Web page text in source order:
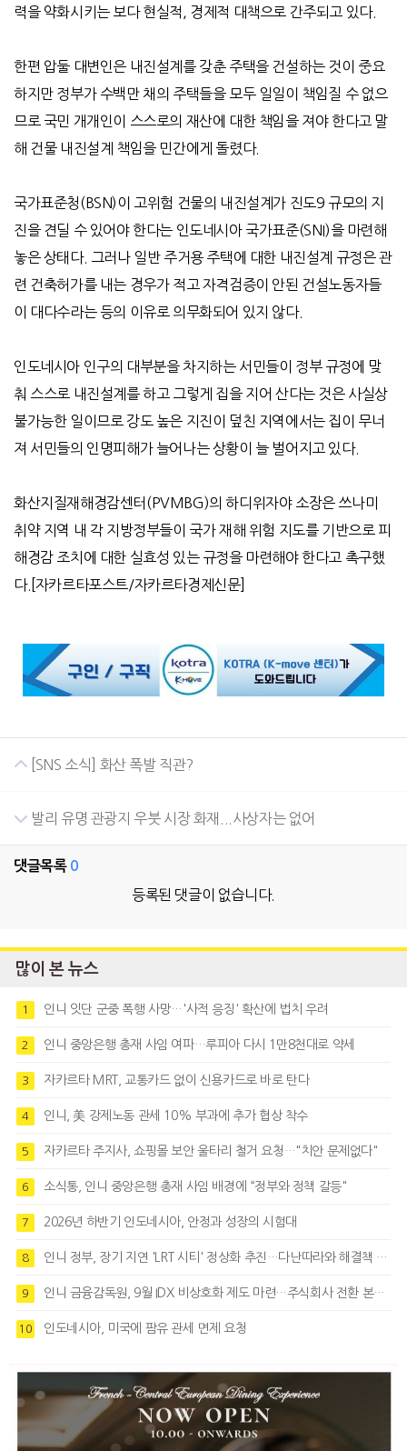
력을 약화시키는 보다 현실적
경제적 대책으로 간주되고 있다.
한편 압둘 대변인은 내진설계를 갖춘 주택을 건설하는 것이 중요
하지만 정부가 수백만 채의 주택들을 모두 일일이 책임질 수 없으
므로 국민 개개인이 스스로의 재산에 대한 책임을 져야 한다고 말
해 건물 내진설계 책임을 민간에게 돌렸다.
국가표준청(BSN)이 고위험 건물의 내진설계가 진도9 규모의 지
진을 견딜 수 있어야 한다는 인도네시아 국가표준(SNI)을 마련해
놓은 상태다.
그러나 일반 주거용 주택에 대한 내진설계 규정은 관
련 건축허가를 내는 경우가 적고 자격검증이 안된 건설노동자들
이 대다수라는 등의 이유로 의무화되어 있지 않다.
인도네시아 인구의 대부분을 차지하는 서민들이 정부 규정에 맞
춰 스스로 내진설계를 하고 그렇게 집을 지어 산다는 것은 사실상
불가능한 일이므로 강도 높은 지진이 덮친 지역에서는 집이 무너
져 서민들의 인명피해가 늘어나는 상황이 늘 벌어지고 있다.
화산지질재해경감센터 (PVMBG)의 하디위자야 소장은 쓰나미
취약 지역 내 각 지방정부들이 국가 재해 위험 지도를 기반으로 피
해경감 조치에 대한 실효성 있는 규정을 마련해야 한다고 촉구했
다.[ 자카르타포스트 /자카르타경제신문]
[SNS 소식] 화산 폭발 직관?
발리 유명 관광지 우붓 시장 화재...사상자는 없어
댓글목록 0
등록된 댓글이 없습니다.
많이 본 뉴스
1 인니 잇단 군중 폭행 사망…'사적 응징' 확산에 법치 우려
2 인니 중앙은행 총재 사임 여파…루피아 다시 1만8천대로 약세
3 자카르타 MRT, 교통카드 없이 신용카드로 바로 탄다
4 인니, 美 강제노동 관세 10% 부과에 추가 협상 착수
5 자카르타 주지사, 쇼핑몰 보안 울타리 철거 요청…"치안 문제없다"
6 소식통, 인니 중앙은행 총재 사임 배경에 “정부와 정책 갈등"
7 2026년 하반기 인도네시아, 안정과 성장의 시험대
8 인니 정부, 장기 지연 'LRT 시티' 정상화 추진…다난따라와 해결책 모색
9 인니 금융감독원, 9월 IDX 비상호화 제도 마련…주식회사 전환 본격화
10 인도네시아, 미국에 팜유 관세 면제 요청